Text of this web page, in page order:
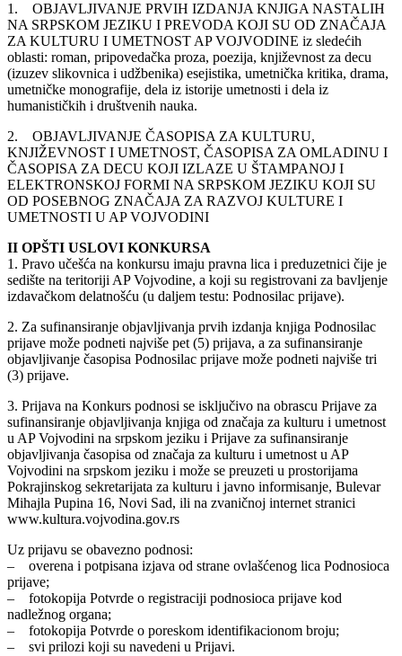
1. OBJAVLJIVANJE PRVIH IZDANJA KNJIGA NASTALIH
NA SRPSKOM JEZIKU I PREVODA KOJI SU OD ZNAČAJA
ZA KULTURU I UMETNOST AP VOJVODINE iz sledećih
oblasti: roman, pripovedačka proza, poezija, književnost za decu
(izuzev slikovnica i udžbenika) esejistika, umetnička kritika, drama,
umetničke monografije, dela iz istorije umetnosti i dela iz
humanističkih i društvenih nauka.
2. OBJAVLJIVANJE ČASOPISA ZA KULTURU,
KNJIŽEVNOST I UMETNOST, ČASOPISA ZA OMLADINU I
ČASOPISA ZA DECU KOJI IZLAZE U ŠTAMPANOJ I
ELEKTRONSKOJ FORMI NA SRPSKOM JEZIKU KOJI SU
OD POSEBNOG ZNAČAJA ZA RAZVOJ KULTURE I
UMETNOSTI U AP VOJVODINI
II OPŠTI USLOVI KONKURSA
1. Pravo učešća na konkursu imaju pravna lica i preduzetnici čije je
sedište na teritoriji AP Vojvodine, a koji su registrovani za bavljenje
izdavačkom delatnošću (u daljem testu: Podnosilac prijave).
2. Za sufinansiranje objavljivanja prvih izdanja knjiga Podnosilac
prijave može podneti najviše pet (5) prijava, a za sufinansiranje
objavljivanje časopisa Podnosilac prijave može podneti najviše tri
(3) prijave.
3. Prijava na Konkurs podnosi se isključivo na obrascu Prijave za
sufinansiranje objavljivanja knjiga od značaja za kulturu i umetnost
u AP Vojvodini na srpskom jeziku i Prijave za sufinansiranje
objavljivanja časopisa od značaja za kulturu i umetnost u AP
Vojvodini na srpskom jeziku i može se preuzeti u prostorijama
Pokrajinskog sekretarijata za kulturu i javno informisanje, Bulevar
Mihajla Pupina 16, Novi Sad, ili na zvaničnoj internet stranici
www.kultura.vojvodina.gov.rs
Uz prijavu se obavezno podnosi:
– overena i potpisana izjava od strane ovlašćenog lica Podnosioca
prijave;
– fotokopija Potvrde o registraciji podnosioca prijave kod
nadležnog organa;
– fotokopija Potvrde o poreskom identifikacionom broju;
– svi prilozi koji su navedeni u Prijavi.